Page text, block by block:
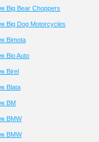
Big Bear Choppers
Big Dog Motorcycles
Bimota
Bio Auto
Birel
Blata
BM
BMW
BMW